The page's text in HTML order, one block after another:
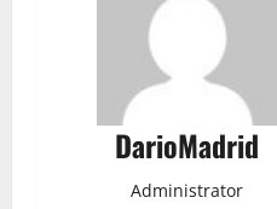
DarioMadrid
Administrator